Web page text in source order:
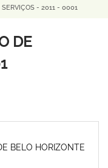
SERVIÇOS - 2011 - 0001
DE
BELO HORIZONTE